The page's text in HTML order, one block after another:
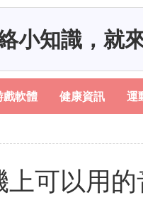
小知識，就
戲軟體 健康資訊 運
上可以用